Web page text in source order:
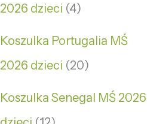
2026 dzieci 4
Koszulka Portugalia MŚ
2026 dzieci 20
Koszulka Senegal MŚ 2026